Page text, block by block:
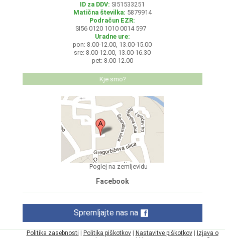
ID za DDV: SI51533251
Matična številka: 5879914
Podračun EZR:
SI56 0120 1010 0014 597
Uradne ure:
pon: 8.00-12.00, 13.00-15.00
sre: 8.00-12.00, 13.00-16.30
pet: 8.00-12.00
Kje smo?
Poglej na zemljevidu
Facebook
Spremljajte nas na
Politika zasebnosti Politika piškotkov| Nastavitve piškotkov|
Izjava o